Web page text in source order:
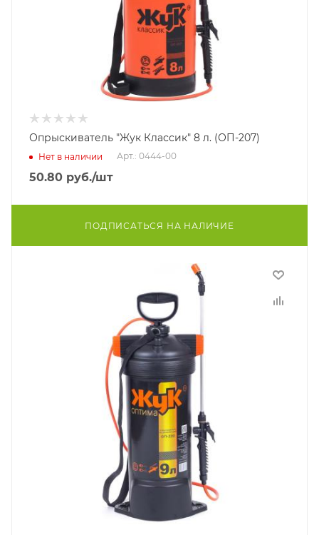
Опрыскиватель "Жук Классик" 8 л. (ОП-207)
Нет в наличии Арт.: 0444-00
50.80 руб./шт
ПОДПИСАТЬСЯ НА НАЛИЧИЕ